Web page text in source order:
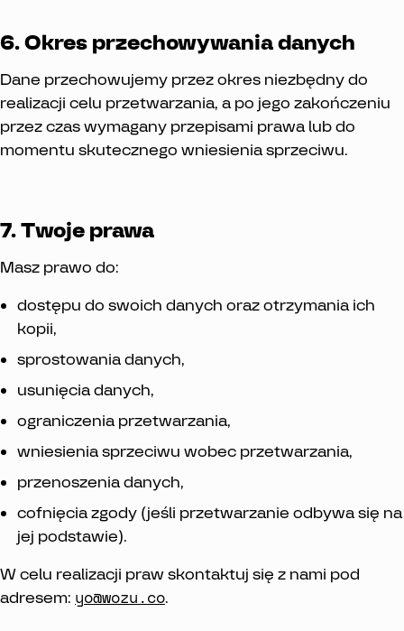
6. Okres przechowywania danych
Dane przechowujemy przez okres niezbędny do
realizacji celu przetwarzania, a po jego zakończeniu
przez czas wymagany przepisami prawa lub do
momentu skutecznego wniesienia sprzeciwu.
7. Twoje prawa
Masz prawo do:
dostępu do swoich danych oraz otrzymania ich
kopii,
sprostowania danych,
usunięcia danych,
ograniczenia przetwarzania,
wniesienia sprzeciwu wobec przetwarzania,
przenoszenia danych,
cofnięcia zgody (jeśli przetwarzanie odbywa się na
jej podstawie).
W celu realizacji praw skontaktuj się z nami pod
adresem: yo@wozu.co.